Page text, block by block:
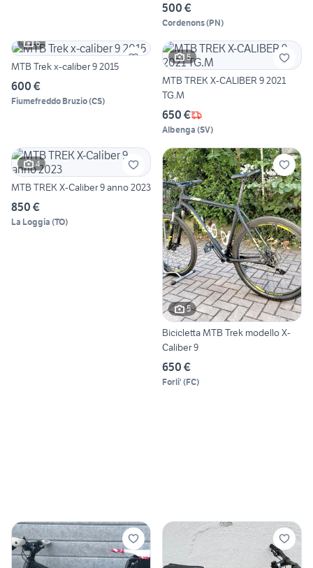
500 €
Cordenons(PN)
6
MTB Trek x-caliber 9 2015
600 €
Fiumefreddo Bruzio(CS)
5
MTB TREK X-CALIBER 9 2021
TG.M
650 €
Albenga (SV)
4
MTB TREK X-Caliber 9 anno 2023
850 €
La Loggia (TO)
5
Bicicletta MTB Trek modello X-
Caliber 9
650 €
Forli' (FC)